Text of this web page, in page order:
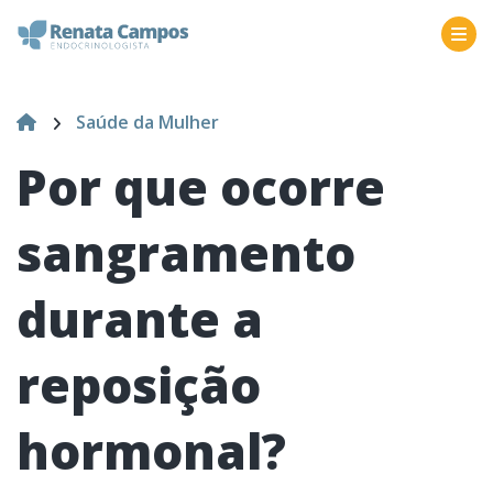
Saúde da Mulher
Por que ocorre
sangramento
durante a
reposição
hormonal?